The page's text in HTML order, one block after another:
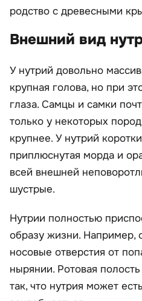
родство с древесными
Внешний вид
У нутрий довольно
крупная голова, но при
глаза. Самцы и самки
только у некоторых
крупнее. У нутрий
приплюснутая морда и
всей внешней
шустрые.
Нутрии полностью
образу жизни. Например,
носовые отверстия от
нырянии. Ротовая
так, что нутрия может